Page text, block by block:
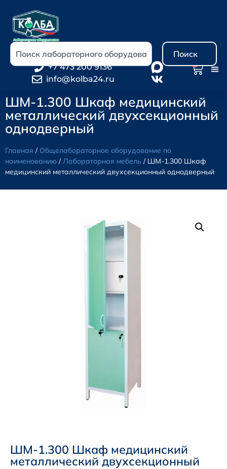
Поиск
+7 473 200 9136
info@kolba24.ru
ШМ-1.300 Шкаф медицинский
металлический двухсекционный
однодверный
Главная / Общелабораторное оборудование по
наименованию /Лабораторная мебель / ШМ-1.300 Шкаф
медицинский металлический двухсекционный однодверный
ШМ-1.300 Шкаф медицинский
металлический двухсекционный